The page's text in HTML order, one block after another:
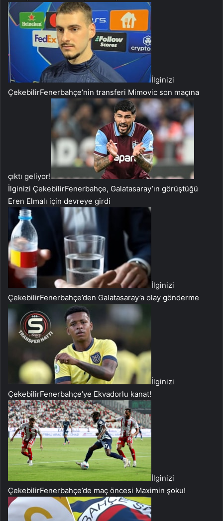
İlginizi
ÇekebilirFenerbahçe’nin transferi Mimovic son maçına
çıktı geliyor!
İlginizi ÇekebilirFenerbahçe, Galatasaray’ın görüştüğü
Eren Elmalı için devreye girdi
İlginizi
ÇekebilirFenerbahçe’den Galatasaray’a olay gönderme
İlginizi
ÇekebilirFenerbahçe’ye Ekvadorlu kanat!
İlginizi
ÇekebilirFenerbahçe’de maç öncesi Maximin şoku!